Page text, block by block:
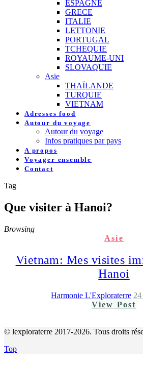
ESPAGNE
GRECE
ITALIE
LETTONIE
PORTUGAL
TCHEQUIE
ROYAUME-UNI
SLOVAQUIE
Asie
THAÏLANDE
TURQUIE
VIETNAM
Adresses food
Autour du voyage
Autour du voyage
Infos pratiques par pays
A propos
Voyager ensemble
Contact
Tag
Que visiter à Hanoi?
Browsing
Asie
Vietnam: Mes visites
Hanoi
Harmonie L'Exploraterre
View Post
© lexploraterre 2017-2026. Tous droits
Top